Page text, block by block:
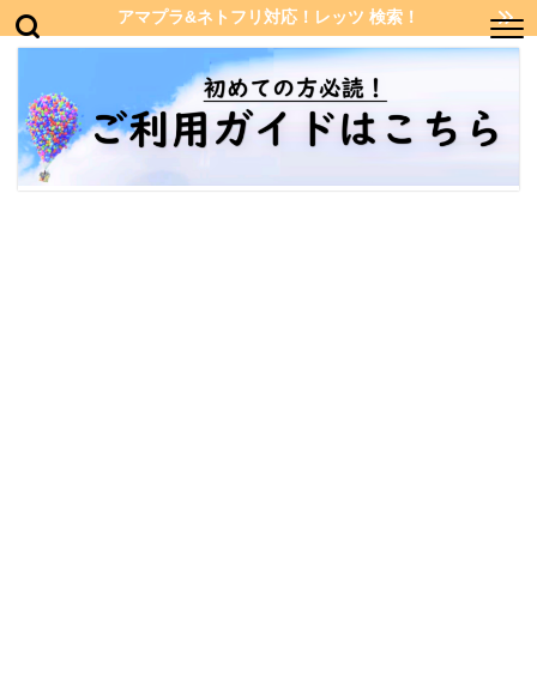
アマプラ&ネトフリ対応！レッツ 検索！